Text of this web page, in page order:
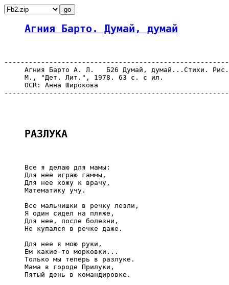
Агния Барто. Думай, думай
Агния Барто А. Л.   Б26 Думай, думай...Стихи.
     М., "Дет. Лит.", 1978. 63 с. с ил.
     OCR: Анна Широкова
РАЗЛУКА
     Все я делаю для мамы:
     Для нее играю гаммы,
     Для нее хожу к врачу,
     Математику учу.
     Все мальчишки в речку лезли,
     Я один сидел на пляже,
     Для нее, после болезни,
     Не купался в речке даже.
     Для нее я мою руки,
     Ем какие-то морковки...
     Только мы теперь в разлуке.
     Мама в городе Прилуки,
     Пятый день в командировке.